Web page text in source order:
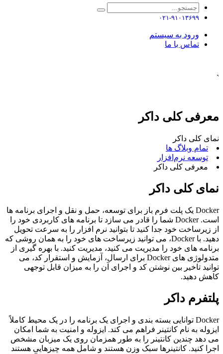
۰۲۱-۹۱۰۱۳۶۹۹
ورود به سیستم
تماس با ما
`
معرفی کلی داکر
نمای کلی داکر
تمام وبلاگ ها
توسعه نرم‌افزار ​
معرفی کلی داکر
نمای کلی داکر
Docker یک پلت فرم باز برای توسعه، حمل و نقل و اجرای برنامه ها
است. Docker شما را قادر می سازد تا برنامه های کاربردی خود را
از زیرساخت خود جدا کنید تا بتوانید نرم افزار را به سرعت تحویل
دهید. با Docker، می توانید زیرساخت های خود را به همان روشی که
برنامه های خود را مدیریت می کنید، مدیریت کنید. با بهره گیری از
متدولوژی های Docker برای ارسال، آزمایش و استقرار کد، می
توانید تاخیر بین نوشتن کد و اجرای آن را به میزان قابل توجهی
کاهش دهید.
پلتفرم داکر
Docker توانایی بسته بندی و اجرای یک برنامه را در یک محیط کاملاً
ایزوله به نام کانتینر فراهم می کند. ایزوله و امنیت به شما امکان
می دهد چندین کانتینر را به طور همزمان روی یک میزبان مشخص
اجرا کنید. کانتینرها سبک وزن هستند و شامل همه چیزهایی هستند